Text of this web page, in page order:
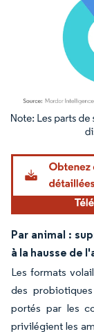
Image © Mordor
Par animal :
à la hausse de
Les formats
des
portés par les
privilégient les